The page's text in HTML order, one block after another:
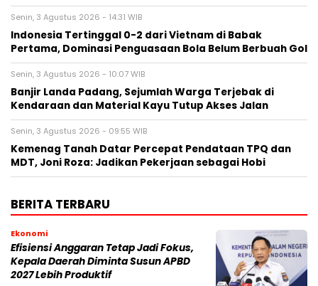
Senin, 3 Agustus 2026 - 14:31 WIB
Indonesia Tertinggal 0-2 dari Vietnam di Babak
Pertama, Dominasi Penguasaan Bola Belum Berbuah Gol
Senin, 3 Agustus 2026 - 10:07 WIB
Banjir Landa Padang, Sejumlah Warga Terjebak di
Kendaraan dan Material Kayu Tutup Akses Jalan
Senin, 3 Agustus 2026 - 09:55 WIB
Kemenag Tanah Datar Percepat Pendataan TPQ dan
MDT, Joni Roza: Jadikan Pekerjaan sebagai Hobi
BERITA TERBARU
Ekonomi
Efisiensi Anggaran Tetap Jadi Fokus,
Kepala Daerah Diminta Susun APBD
2027 Lebih Produktif